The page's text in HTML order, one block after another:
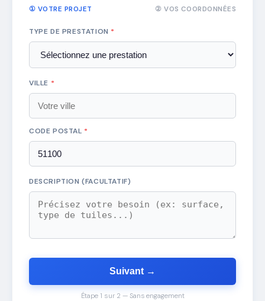
① VOTRE PROJET ② VOS COORDONNÉES
TYPE DE PRESTATION *
VILLE *
CODE POSTAL *
DESCRIPTION (FACULTATIF)
Suivant →
Étape 1 sur 2 — Sans engagement